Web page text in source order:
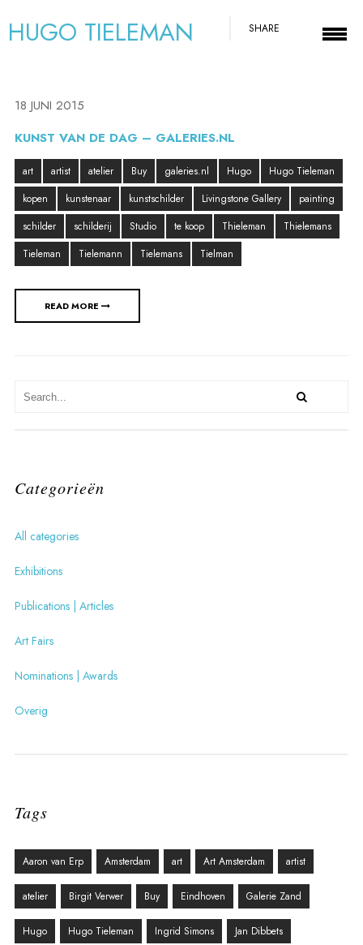
HUGO TIELEMAN SHARE
18 JUNI 2015
KUNST VAN DE DAG – GALERIES.NL
art artist atelier Buy galeries.nl Hugo
Hugo Tieleman
kopen
kunstenaar kunstschilder Livingstone Gallery
painting
schilder
schilderij Studio te koop Thieleman
Thielemans
Tieleman
Tielemann Tielemans Tielman
READ MORE
Categorieën
All categories
Exhibitions
Publications | Articles
Art Fairs
Nominations | Awards
Overig
Tags
Aaron van Erp Amsterdam art Art Amsterdam artist
atelier Birgit Verwer Buy Eindhoven Galerie Zand
Hugo Hugo Tieleman Ingrid Simons Jan Dibbets